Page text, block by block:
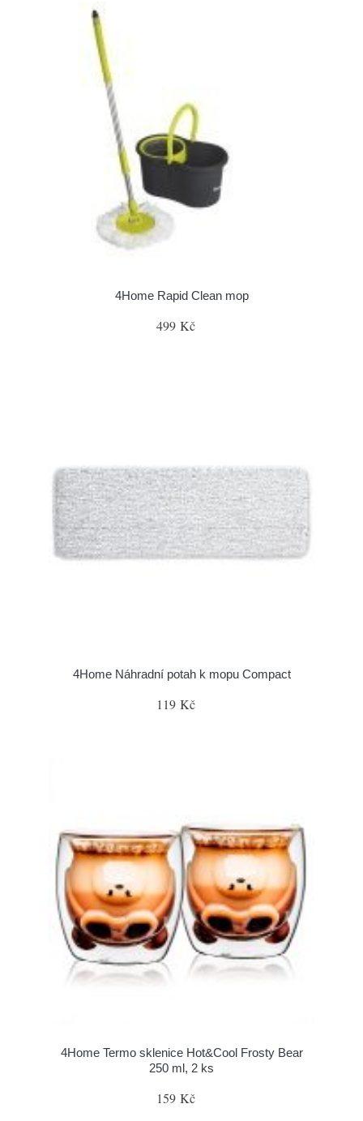
4Home Rapid Clean mop
499 Kč
4Home Náhradní potah k mopu Compact
119 Kč
4Home Termo sklenice Hot&Cool Frosty Bear
250 ml, 2 ks
159 Kč